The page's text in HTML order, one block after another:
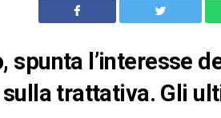
spunta l’interesse
trattativa. Gli